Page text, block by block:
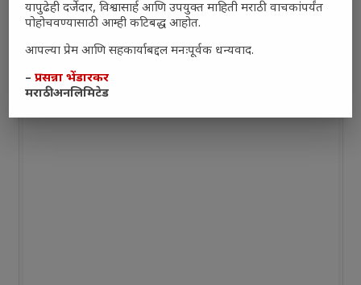
यापुढेही दर्जेदार, विश्वासार्ह आणि उपयुक्त माहिती मराठी वाचकांपर्यंत
पोहोचवण्यासाठी आम्ही कटिबद्ध आहोत.
आपल्या प्रेम आणि सहकार्याबद्दल मनःपूर्वक धन्यवाद.
–प्रसन्ना भेंडारकर
मराठी अनलिमिटेड